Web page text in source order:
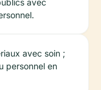
avec
avec soin ;
personnel en